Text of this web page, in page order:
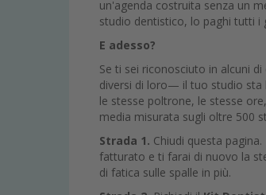
un'agenda costruita senza un
studio dentistico, lo paghi tutti i
E adesso?
Se ti sei riconosciuto in alcuni
diversi di loro— il tuo studio sta
le stesse poltrone, le stesse
media misurata sugli oltre 500
Strada 1. Chiudi questa
fatturato e ti farai di nuovo la
di fatica sulle spalle in più.